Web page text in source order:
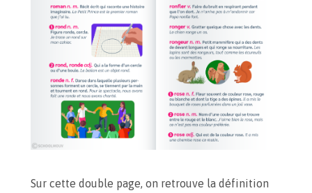
Sur cette double page, on retrouve la définition